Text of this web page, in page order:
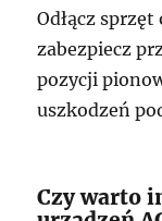
Odłącz
zabezpiecz
pozycji
uszkodzeń
Czy warto